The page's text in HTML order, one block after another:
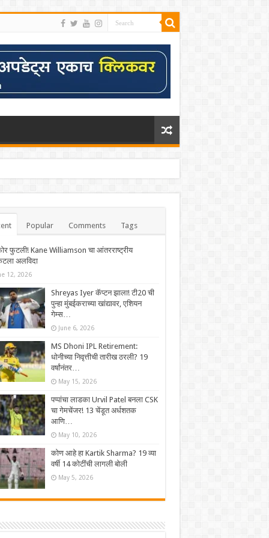
Popular Comments Tags
फुटली! Kane Williamson चा आंतरराष्ट्रीय
अलविदा
12, 2026
Shreyas Iyer कॅप्टन झाला! टी20 ची
पुन्हा मुंबईकराच्या खांद्यावर, एशियन
गेम्स…
June 6, 2026
MS Dhoni IPL Retirement:
धोनीच्या निवृत्तीची तारीख ठरली? 19
वर्षांनंतर…
May 15, 2026
पप्पांचा लाडका Urvil Patel बनला CSK
चा गेमचेंजर! 13 चेंडूत अर्धशतक
आणि…
May 10, 2026
कोण आहे हा Kartik Sharma? 19 व्या
वर्षी 14 कोटींची लागली बोली
May 5, 2026